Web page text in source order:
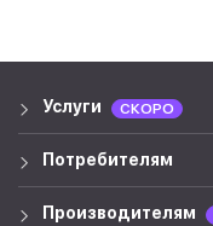
Услуги СКОРО
Потребителям
Производителям